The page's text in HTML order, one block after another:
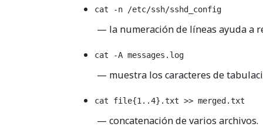
cat -n /etc/ssh/sshd_config
— la numeración de líneas ayuda a
cat -A messages.log
— muestra los caracteres de
cat file{1..4}.txt >> merged.txt
— concatenación de varios archivos.